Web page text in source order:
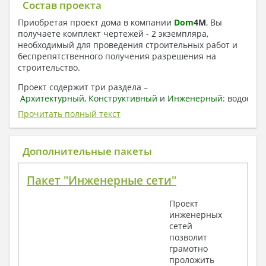
Состав проекта
Приобретая проект дома в компании Dom4M, Вы
получаете комплект чертежей - 2 экземпляра,
необходимый для проведения строительных работ и
беспрепятственного получения разрешения на
строительство.
Проект содержит три раздела –
Архитектурный, Конструктивный и Инженерный:
отопление, вентиляция, канализация,
электроснабжение (приобретается за дополнительную
плату) + Пояснительная записка.
1. Архитектурный раздел:
План координационных осей
Поэтажные маркировочные планы с
Разрезы и состав конструкций
Фасады с ведомостью внешних отделок
Элементы проемов – спецификация
Прочитать полный текст
Дополнительные пакеты
Пакет "Инженерные сети"
Проект
инженерных
сетей
позволит
грамотно
проложить